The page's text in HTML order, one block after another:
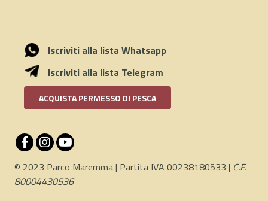
Iscriviti alla lista Whatsapp
Iscriviti alla lista Telegram
ACQUISTA PERMESSO DI PESCA
© 2023 Parco Maremma | Partita IVA 00238180533 | C.F.
80004430536